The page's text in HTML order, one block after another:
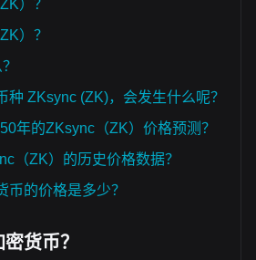
）？
）？
种 ZKsync (ZK)，会发生什么呢？
年的ZKsync（ZK）价格预测？
（ZK）的历史价格数据？
币的价格是多少？
货币？